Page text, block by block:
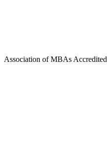
Association of MBAs Accredited